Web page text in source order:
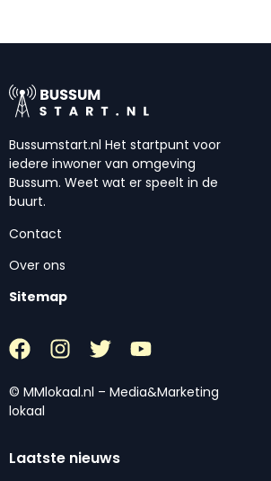
Bussumstart.nl Het startpunt voor
iedere inwoner van omgeving
Bussum. Weet wat er speelt in de
buurt.
Contact
Over ons
Sitemap
© MMlokaal.nl – Media&Marketing
lokaal
Laatste nieuws